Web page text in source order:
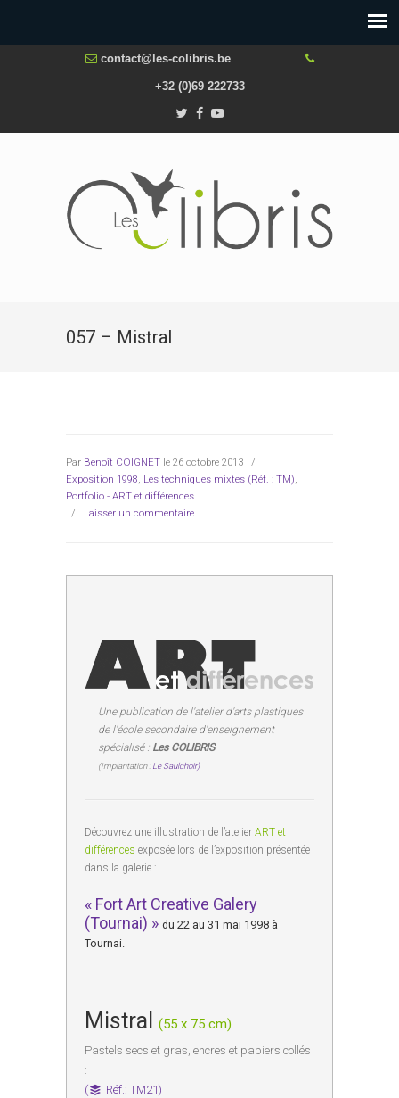
contact@les-colibris.be
+32 (0)69 222733
057 – Mistral
Par Benoît COIGNET le 26 octobre 2013
/
Exposition 1998, Les techniques mixtes (Réf. : TM),
Portfolio - ART et différences
/ Laisser un commentaire
Une publication de l'atelier d'arts plastiques
de l'école secondaire d'enseignement
spécialisé : Les COLIBRIS
(Implantation :Le Saulchoir)
Découvrez une illustration de l’atelier ART et
différences exposée lors de l’exposition présentée
dans la galerie :
« Fort Art Creative Galery
(Tournai) » du 22 au 31 mai 1998 à
Tournai.
Mistral (55 x 75 cm)
Pastels secs et gras, encres et papiers collés
:
(
Réf.: TM21)